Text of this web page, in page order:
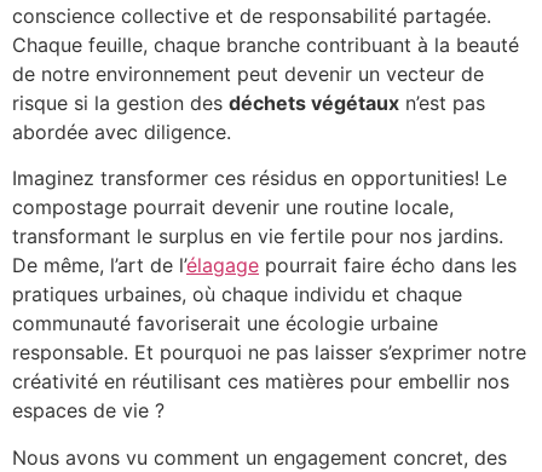
conscience collective et de responsabilité partagée.
Chaque feuille, chaque branche contribuant à la beauté
de notre environnement peut devenir un vecteur de
risque si la gestion des déchets végétaux n’est pas
abordée avec diligence.
Imaginez transformer ces résidus en opportunities! Le
compostage pourrait devenir une routine locale,
transformant le surplus en vie fertile pour nos jardins.
De même, l’art de l’élagage pourrait faire écho dans les
pratiques urbaines, où chaque individu et chaque
communauté favoriserait une écologie urbaine
responsable. Et pourquoi ne pas laisser s’exprimer notre
créativité en réutilisant ces matières pour embellir nos
espaces de vie ?
Nous avons vu comment un engagement concret, des